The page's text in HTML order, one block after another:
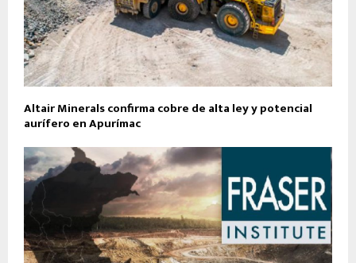
Altair Minerals confirma cobre de alta ley y potencial
aurífero en Apurímac